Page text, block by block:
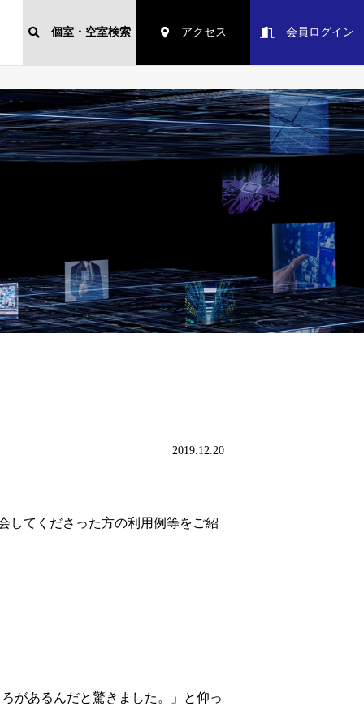
個室・空室検索 アクセス 会員ログイン
2019.12.20
してくださった方の利用例等をご紹
があるんだと驚きました。」と仰っ